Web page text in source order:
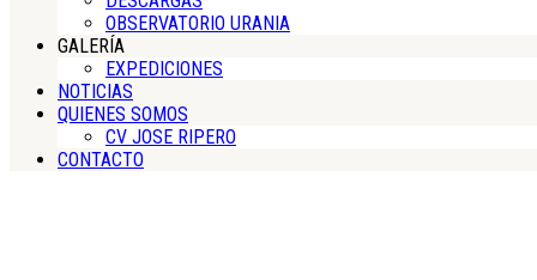
OBSERVATORIO URANIA
GALERÍA
EXPEDICIONES
NOTICIAS
QUIENES SOMOS
CV JOSE RIPERO
CONTACTO